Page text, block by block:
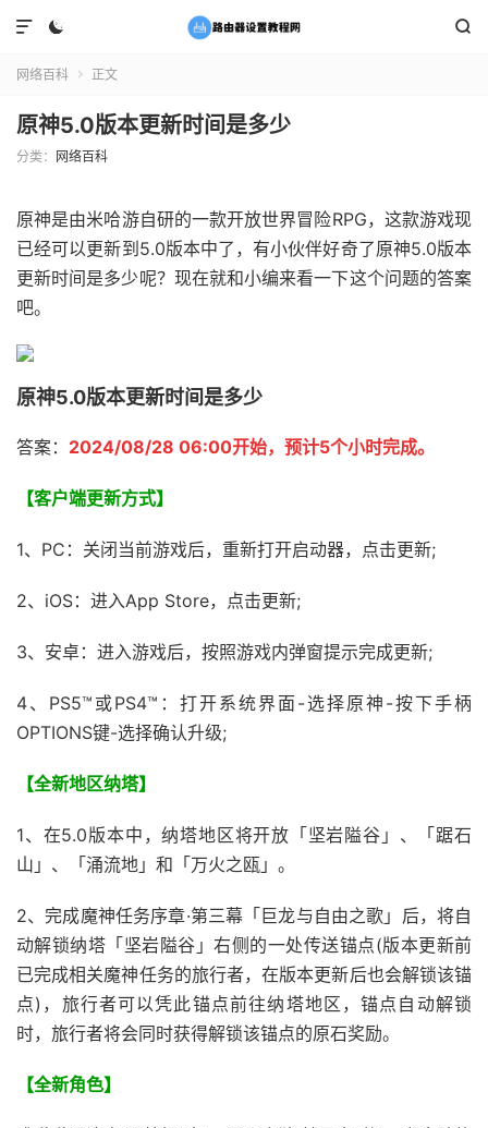
 

网络百科  正文
原神5.0版本更新时间是多少
分类： 网络百科
原神是由米哈游自研的一款开放世界冒险RPG，这款游戏现
已经可以更新到5.0版本中了，有小伙伴好奇了原神5.0版本
更新时间是多少呢？现在就和小编来看一下这个问题的答案
吧。
原神5.0版本更新时间是多少
答案： 2024/08/28 06:00开始，预计5个小时完成。
【客户端更新方式】
1、PC：关闭当前游戏后，重新打开启动器，点击更新;
2、iOS：进入App Store，点击更新;
3、安卓：进入游戏后，按照游戏内弹窗提示完成更新;
4、PS5™或PS4™：打开系统界面-选择原神-按下手柄
OPTIONS键-选择确认升级;
【全新地区纳塔】
1、在5.0版本中，纳塔地区将开放「坚岩隘谷」、「踞石
山」、「涌流地」和「万火之瓯」。
2、完成魔神任务序章·第三幕「巨龙与自由之歌」后，将自
动解锁纳塔「坚岩隘谷」右侧的一处传送锚点(版本更新前
已完成相关魔神任务的旅行者，在版本更新后也会解锁该锚
点)，旅行者可以凭此锚点前往纳塔地区，锚点自动解锁
时，旅行者将会同时获得解锁该锚点的原石奖励。
【全新角色】